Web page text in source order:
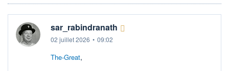
sar_rabindranath
02 juillet 2026 • 09:02
The-Great,